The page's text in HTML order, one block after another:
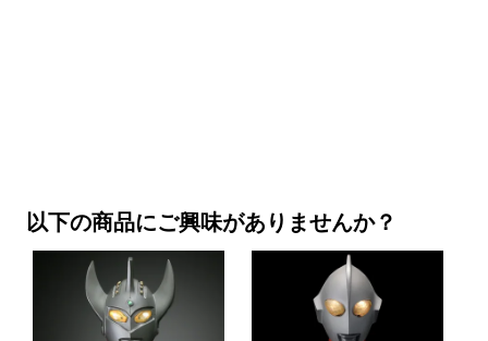
以下の商品にご興味がありませんか？